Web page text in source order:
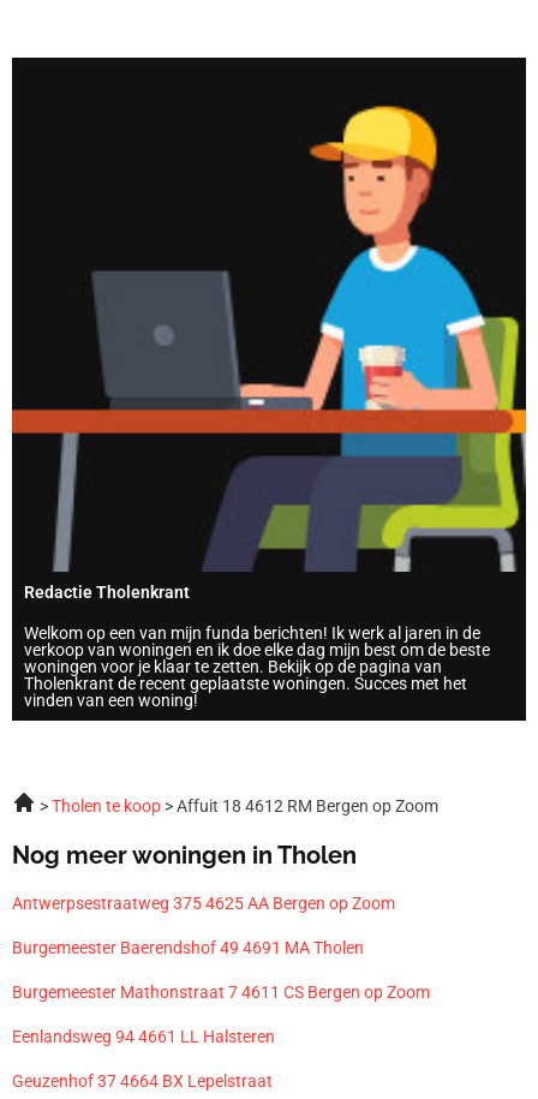
Redactie Tholenkrant
Welkom op een van mijn funda berichten! Ik werk al jaren in de
verkoop van woningen en ik doe elke dag mijn best om de beste
woningen voor je klaar te zetten. Bekijk op de pagina van
Tholenkrant de recent geplaatste woningen. Succes met het
vinden van een woning!
Tholen te koop Affuit 18 4612 RM Bergen op Zoom
Nog meer woningen in Tholen
Antwerpsestraatweg 375 4625 AA Bergen op Zoom
Burgemeester Baerendshof 49 4691 MA Tholen
Burgemeester Mathonstraat 7 4611 CS Bergen op Zoom
Eenlandsweg 94 4661 LL Halsteren
Geuzenhof 37 4664 BX Lepelstraat